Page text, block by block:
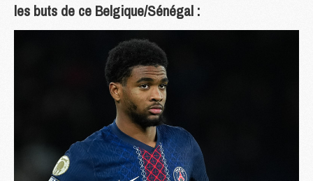
les buts de ce Belgique/Sénégal :